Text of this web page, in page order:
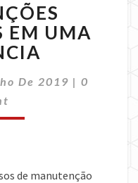
EM UMA
De 2019 | 0
de manutenção